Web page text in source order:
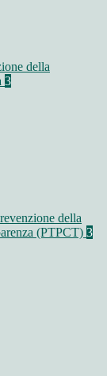
della
3
della
(PTPCT) 3